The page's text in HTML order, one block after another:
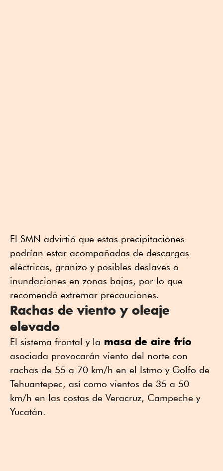
El SMN advirtió que estas precipitaciones
podrían estar acompañadas de descargas
eléctricas, granizo y posibles deslaves o
inundaciones en zonas bajas, por lo que
recomendó extremar precauciones.
Rachas de viento y oleaje
elevado
El sistema frontal y la masa de aire frío
asociada provocarán viento del norte con
rachas de 55 a 70 km/h en el Istmo y Golfo de
Tehuantepec, así como vientos de 35 a 50
km/h en las costas de Veracruz, Campeche y
Yucatán.